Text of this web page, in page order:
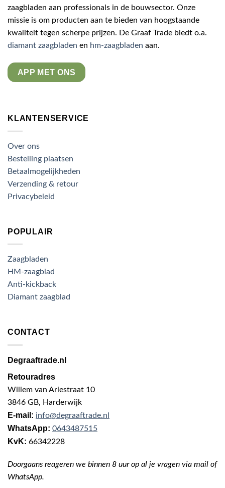
zaagbladen aan professionals in de bouwsector. Onze
missie is om producten aan te bieden van hoogstaande
kwaliteit tegen scherpe prijzen. De Graaf Trade biedt o.a.
diamant zaagbladen en hm-zaagbladen aan.
APP MET ONS
KLANTENSERVICE
Over ons
Bestelling plaatsen
Betaalmogelijkheden
Verzending & retour
Privacybeleid
POPULAIR
Zaagbladen
HM-zaagblad
Anti-kickback
Diamant zaagblad
CONTACT
Degraaftrade.nl
Retouradres
Willem van Ariestraat 10
3846 GB, Harderwijk
E-mail: info@degraaftrade.nl
WhatsApp: 0643487515
KvK: 66342228
Doorgaans reageren we binnen 8 uur op al je vragen via mail of
WhatsApp.